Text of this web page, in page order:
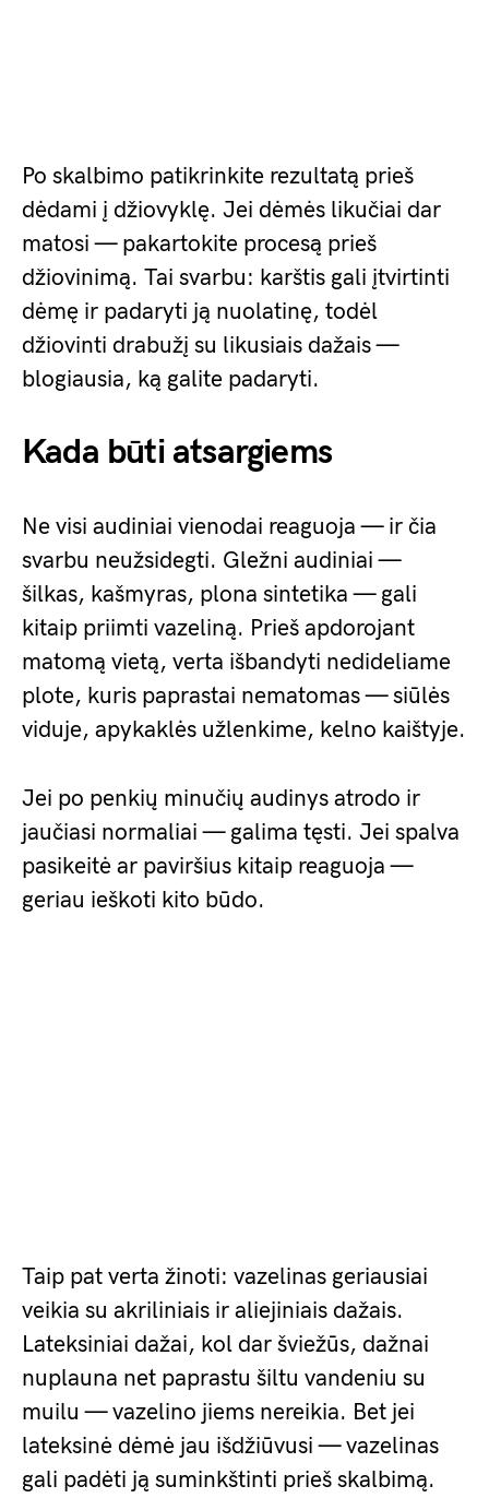
Po skalbimo patikrinkite rezultatą prieš
dėdami į džiovyklę. Jei dėmės likučiai dar
matosi — pakartokite procesą prieš
džiovinimą. Tai svarbu: karštis gali įtvirtinti
dėmę ir padaryti ją nuolatinę, todėl
džiovinti drabužį su likusiais dažais —
blogiausia, ką galite padaryti.
Kada būti atsargiems
Ne visi audiniai vienodai reaguoja — ir čia
svarbu neužsidegti. Gležni audiniai —
šilkas, kašmyras, plona sintetika — gali
kitaip priimti vazeliną. Prieš apdorojant
matomą vietą, verta išbandyti nedideliame
plote, kuris paprastai nematomas — siūlės
viduje, apykaklės užlenkime, kelno kaištyje.
Jei po penkių minučių audinys atrodo ir
jaučiasi normaliai — galima tęsti. Jei spalva
pasikeitė ar paviršius kitaip reaguoja —
geriau ieškoti kito būdo.
Taip pat verta žinoti: vazelinas geriausiai
veikia su akriliniais ir aliejiniais dažais.
Lateksiniai dažai, kol dar šviežūs, dažnai
nuplauna net paprastu šiltu vandeniu su
muilu — vazelino jiems nereikia. Bet jei
lateksinė dėmė jau išdžiūvusi — vazelinas
gali padėti ją suminkštinti prieš skalbimą.